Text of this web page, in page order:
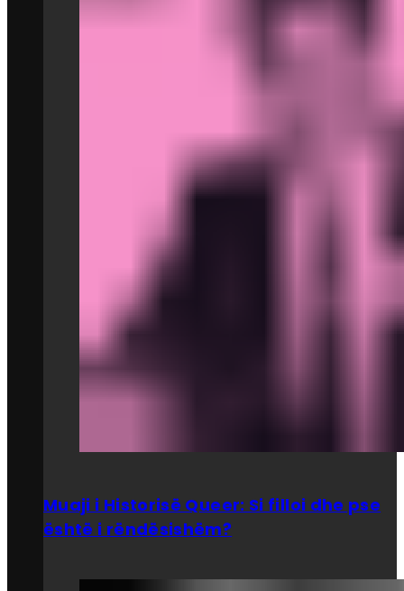
Muaji i Historisë Queer: Si filloi dhe pse
është i rëndësishëm?